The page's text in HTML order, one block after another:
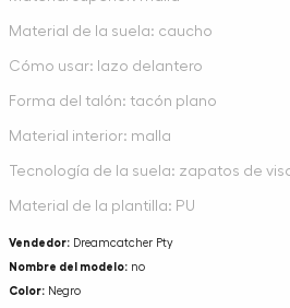
Material de la suela: caucho
Cómo usar: lazo delantero
Forma del talón: tacón plano
Material interior: malla
Tecnología de la suela: zapatos de
Material de la plantilla: PU
Vendedor:Dreamcatcher Pty
Nombre del modelo:no
Color:Negro